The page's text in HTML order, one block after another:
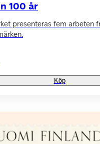
100 år
presenteras fem arbeten
Köp